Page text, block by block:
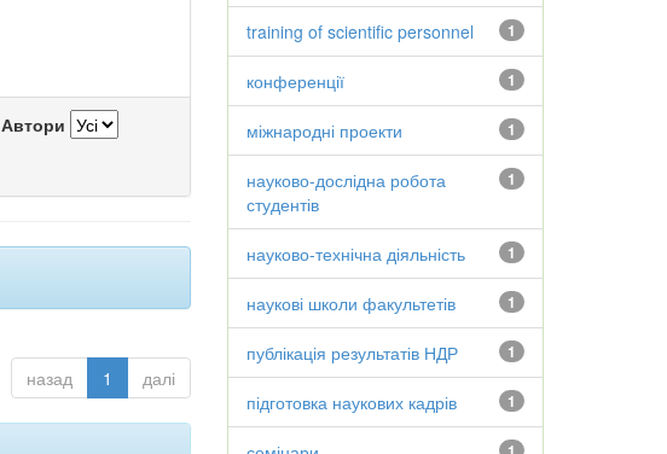
Автори
назад 1 далі
1
training of scientific personnel
1
конференції
1
міжнародні проекти
1
науково-дослідна робота
студентів
1
науково-технічна діяльність
1
наукові школи факультетів
1
публікація результатів НДР
1
підготовка наукових кадрів